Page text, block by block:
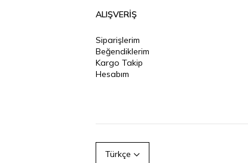
ALIŞVERİŞ
Siparişlerim
Beğendiklerim
Kargo Takip
Hesabım
Türkçe